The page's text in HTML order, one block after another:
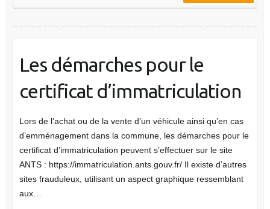
Les démarches pour le
certificat d’immatriculation
Lors de l’achat ou de la vente d’un véhicule ainsi qu’en cas
d’emménagement dans la commune, les démarches pour le
certificat d’immatriculation peuvent s’effectuer sur le site
ANTS : https://immatriculation.ants.gouv.fr/ Il existe d’autres
sites frauduleux, utilisant un aspect graphique ressemblant
aux…